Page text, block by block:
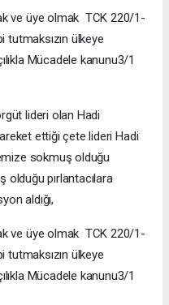
ve üye olmak TCK 220/1-
tutmaksızın ülkeye
Mücadele kanunu3/1
lideri olan Hadi
ettiği çete lideri Hadi
sokmuş olduğu
olduğu pırlantacılara
aldığı,
ve üye olmak TCK 220/1-
tutmaksızın ülkeye
Mücadele kanunu3/1